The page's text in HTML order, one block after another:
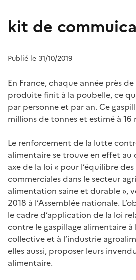
kit de
Publié le 31/10/2019
En France, chaque année près
produite finit à la poubelle, ce
par personne et par an. Ce
millions de tonnes et estimé à 16
Le renforcement de la lutte
alimentaire se trouve en effet
axe de la loi « pour l’équilibre
commerciales dans le secteur
alimentation saine et durable »,
2018 à l’Assemblée nationale.
le cadre d’application de la loi
contre le gaspillage alimentaire
collective et à l’industrie
elles aussi, proposer leurs
alimentaire.